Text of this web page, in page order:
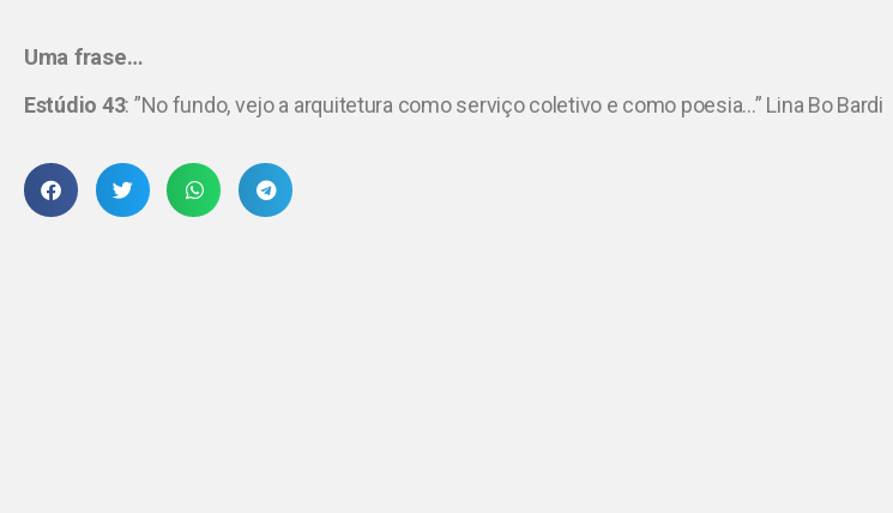
Uma frase…
Estúdio 43: ”No fundo, vejo a arquitetura como serviço coletivo e como poesia…” Lina Bo Bardi